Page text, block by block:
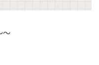
～